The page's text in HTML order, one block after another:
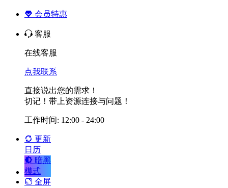
会员特惠
客服
在线客服
点我联系
直接说出您的需求！
切记！带上资源连接与问题！
工作时间: 12:00 - 24:00
更新
日历
暗黑
模式
全屏